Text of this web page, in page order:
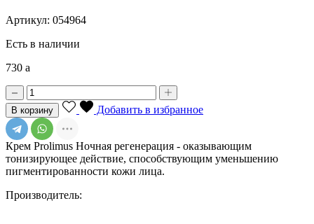
Артикул: 054964
Есть в наличии
730 a
В корзину Добавить в избранное
Крем Prolimus Ночная регенерация - оказывающим
тонизирующее действие, способствующим уменьшению
пигментированности кожи лица.
Производитель: